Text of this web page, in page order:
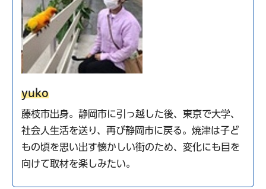
yuko
藤枝市出身。静岡市に引っ越した後、東京で大学、
社会人生活を送り、再び静岡市に戻る。焼津は子ど
もの頃を思い出す懐かしい街のため、変化にも目を
向けて取材を楽しみたい。